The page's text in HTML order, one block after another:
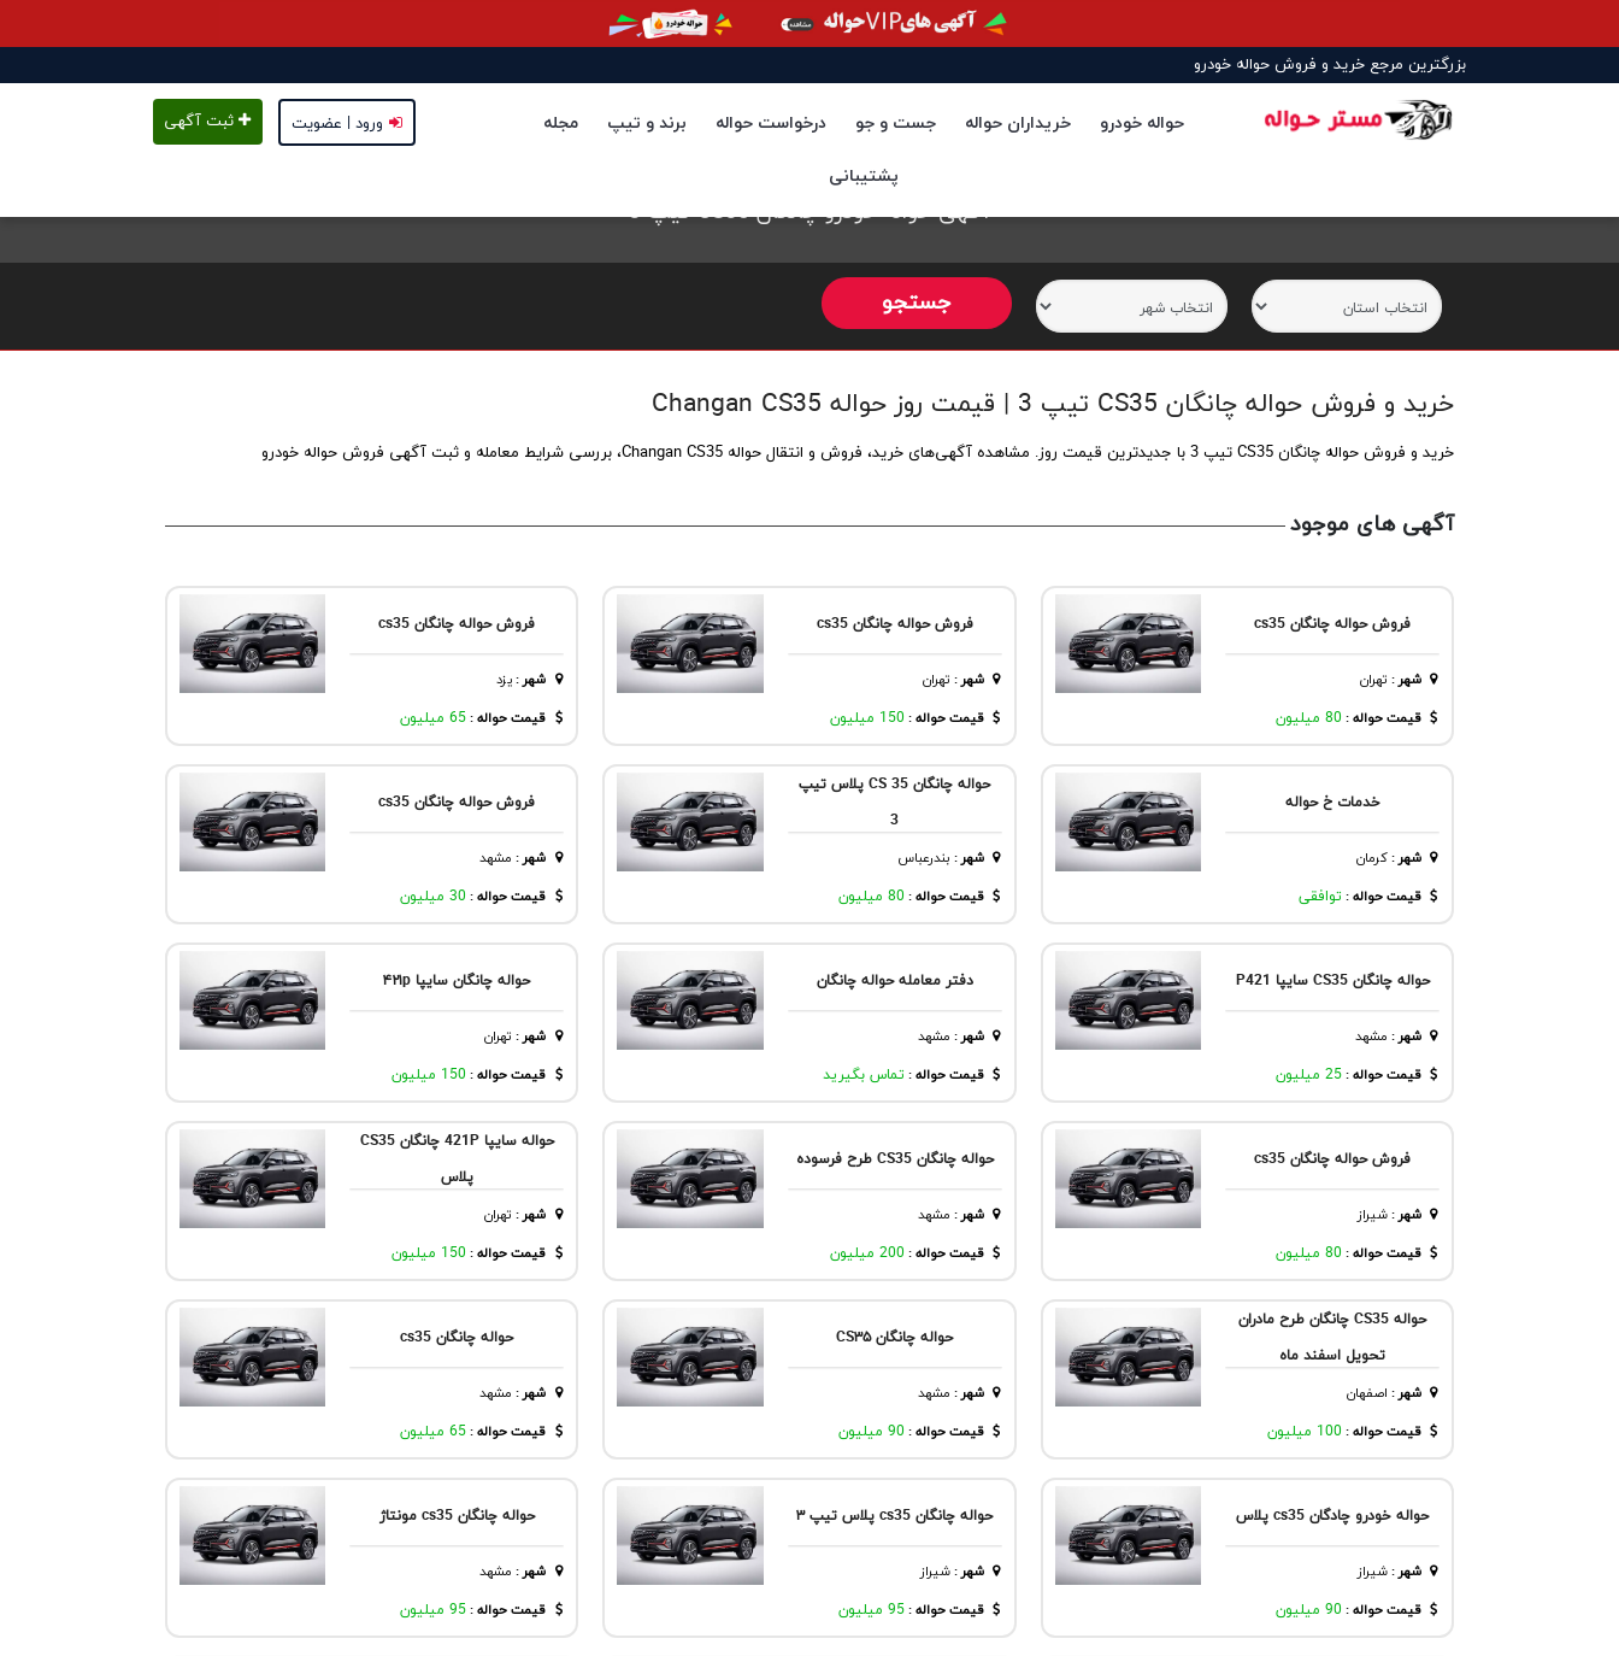
بزرگترین مرجع خرید و فروش حواله خودرو
ثبت آگهی ورود | عضویت حواله خودرو خریداران حواله جست و جو درخواست حواله برند و تیپ مجله
پشتیبانی
آگهی حواله خودرو چانگان CS35 تیپ 3
خرید و فروش حواله چانگان CS35 تیپ 3 | قیمت روز حواله Changan CS35
خرید و فروش حواله چانگان CS35 تیپ 3 با جدیدترین قیمت روز. مشاهده آگهی‌های خرید، فروش و انتقال حواله Changan CS35، بررسی شرایط معامله و ثبت آگهی فروش حواله خودرو
آگهی های موجود
فروش حواله چانگان cs35
شهر: تهران
قیمت حواله : 80 میلیون
فروش حواله چانگان cs35
شهر: تهران
قیمت حواله : 150 میلیون
فروش حواله چانگان cs35
شهر :يزد
قیمت حواله :65 میلیون
خدمات خ حواله
شهر:كرمان
قیمت حواله : توافقی
حواله چانگان CS 35 پلاس تیپ
3
شهر: بندرعباس
قیمت حواله : 80 میلیون
فروش حواله چانگان cs35
شهر : مشهد
قیمت حواله : 30 میلیون
حواله چانگان CS35 سایپا P421
شهر: مشهد
قیمت حواله :25 میلیون
دفتر معامله حواله چانگان
شهر: مشهد
قیمت حواله : تماس بگیرید
حواله چانگان سایپا ۴۲۱p
شهر : تهران
قیمت حواله : 150 میلیون
فروش حواله چانگان cs35
شهر:شيراز
قیمت حواله : 80 میلیون
حواله چانگان CS35 طرح فرسوده
شهر: مشهد
قیمت حواله : 200 میلیون
حواله سایپا 421P چانگان CS35
پلاس
شهر : تهران
قیمت حواله : 150 میلیون
حواله CS35 چانگان طرح مادران
تحویل اسفند ماه
شهر: اصفهان
قیمت حواله : 100 میلیون
حواله چانگان CS۳۵
شهر: مشهد
قیمت حواله : 90 میلیون
حواله چانگان cs35
شهر : مشهد
قیمت حواله :65 میلیون
حواله خودرو چادگان cs35 پلاس
شهر:شيراز
قیمت حواله : 90 میلیون
حواله چانگان cs35 پلاس تیپ ۳
شهر:شيراز
قیمت حواله :95 میلیون
حواله چانگان cs35 مونتاژ
شهر : مشهد
قیمت حواله :95 میلیون